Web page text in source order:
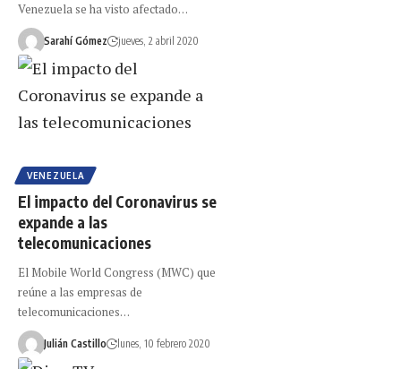
Venezuela se ha visto afectado…
Sarahí Gómez jueves, 2 abril 2020
VENEZUELA
El impacto del Coronavirus se
expande a las
telecomunicaciones
El Mobile World Congress (MWC) que
reúne a las empresas de
telecomunicaciones…
Julián Castillo lunes, 10 febrero 2020